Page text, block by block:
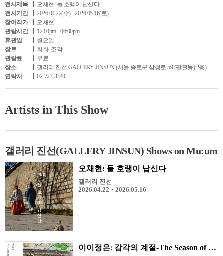
전시제목
오채현: 돌 호랭이 납신다
전시기간
2026.04.22(수) - 2026.05.16(토)
참여작가
오채현
관람시간
12:00pm - 06:00pm
휴관일
월요일
장르
회화, 조각
관람료
무료
장소
갤러리 진선 GALLERY JINSUN (서울 종로구 삼청로 59 (팔판동) 2층)
연락처
02-723-3340
Artists in This Show
갤러리 진선(GALLERY JINSUN) Shows on Mu:um
오채현: 돌 호랭이 납신다
갤러리 진선
2026.04.22 ~ 2026.05.16
이이정은: 감각의 계절-The Season of Senses